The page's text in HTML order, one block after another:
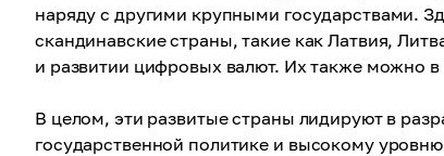
наряду с другими крупными государствами.
скандинавские страны, такие как Латвия,
и развитии цифровых валют. Их также можно
В целом, эти развитые страны лидируют в
государственной политике и высокому